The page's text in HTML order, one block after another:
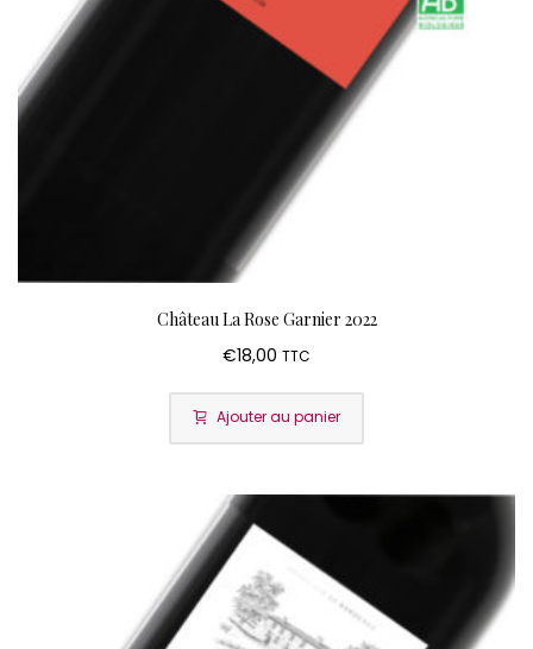
Château La Rose Garnier 2022
€18,00 TTC
Ajouter au panier